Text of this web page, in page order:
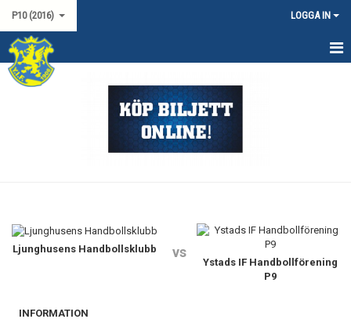
P10 (2016) LOGGA IN
HEM
DOKUMENT
Ljunghusens Handbollsklubb vs
Ystads IF Handbollförening
P9
INFORMATION